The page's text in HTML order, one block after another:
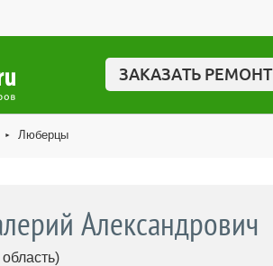
ЗАКАЗАТЬ РЕМОНТ
► Люберцы
Александрович